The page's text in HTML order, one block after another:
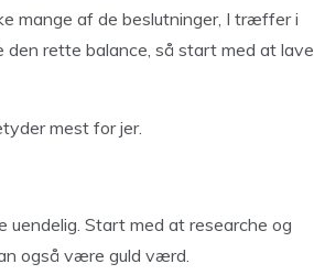
mange af de beslutninger, I træffer i
rette balance, så start med at lave
mest for jer.
uendelig. Start med at researche og
også være guld værd.